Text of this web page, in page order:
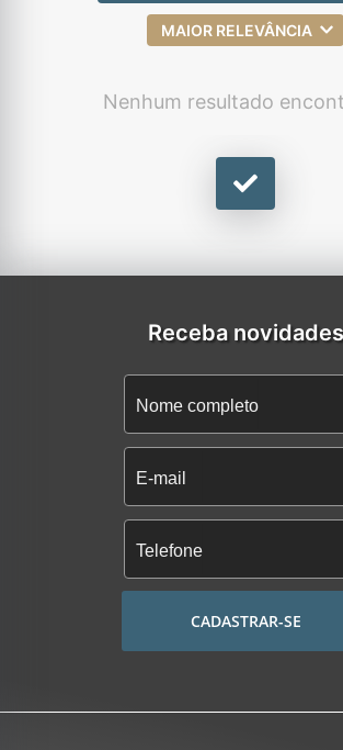
MAIOR RELEVÂNCIA
Nenhum resultado
Receba novidades
CADASTRAR-SE